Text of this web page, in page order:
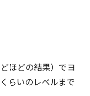
ほどの結果）でヨ
らいのレベルまで